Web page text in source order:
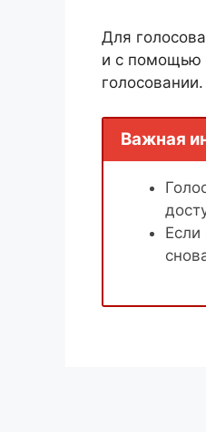
Для
и с помощью
голосовании.
Важная
Если